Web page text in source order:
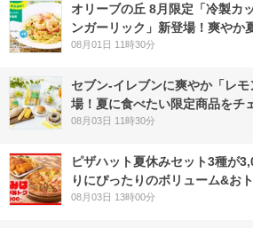
オリーブの丘 8月限定「冷製カ
ンガーリック」新登場！爽やか
08月01日 11時30分
セブン‐イレブンに爽やか「レ
場！夏に食べたい限定商品をチ
08月03日 11時30分
ピザハット夏休みセット3種が
りにぴったりのボリューム&お
08月03日 13時00分